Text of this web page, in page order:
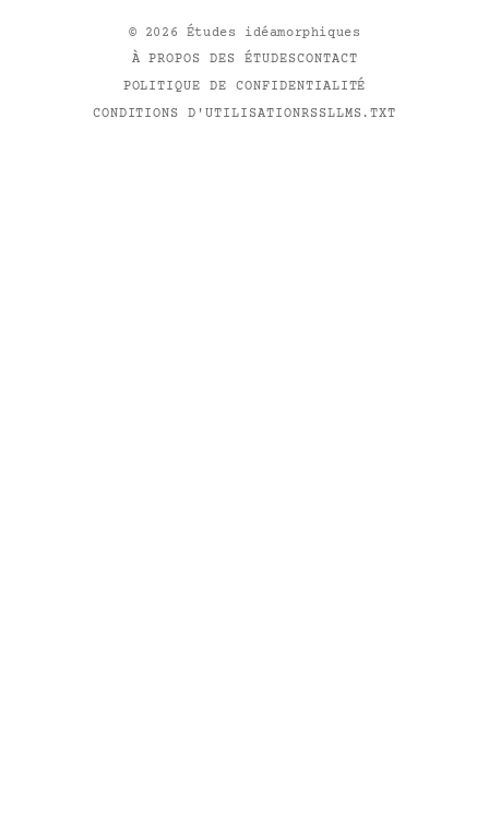
© 2026 Études idéamorphiques
À PROPOS DES ÉTUDESCONTACT
POLITIQUE DE CONFIDENTIALITÉ
CONDITIONS D'UTILISATIONRSSLLMS.TXT